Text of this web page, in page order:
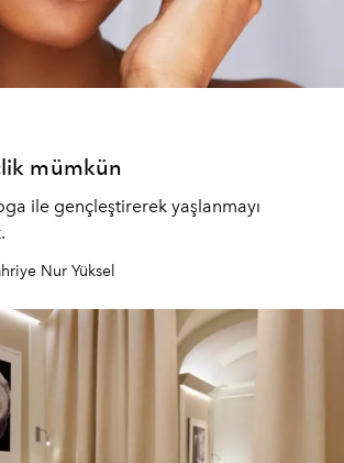
mümkün
ile gençleştirerek yaşlanmayı
Nur Yüksel